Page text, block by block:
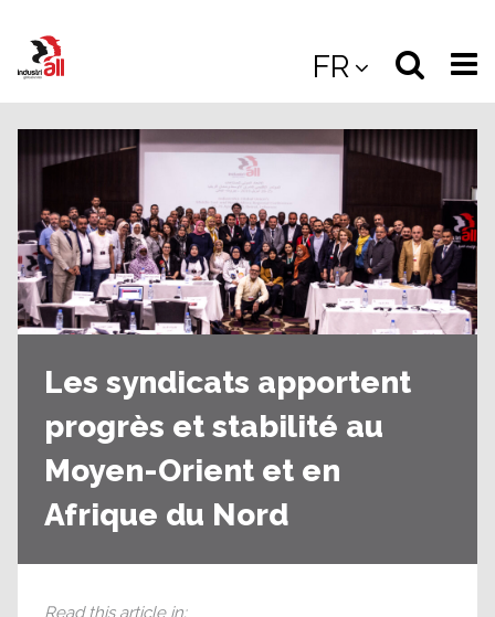
main
FR
Select
the
site
Les syndicats apportent
progrès et stabilité au
Moyen-Orient et en
Afrique du Nord
Read this article in: